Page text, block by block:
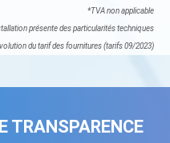
*TVA non applicable
présente des particularités techniques
du tarif des fournitures (tarifs 09/2023)
TRANSPARENCE